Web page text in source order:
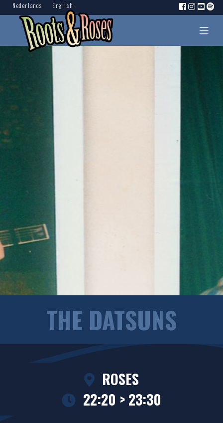
Nederlands English
THE DATSUNS
ROSES
22:20 > 23:30